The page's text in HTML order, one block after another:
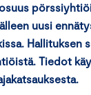
uusi
Hallituksen
Tiedot